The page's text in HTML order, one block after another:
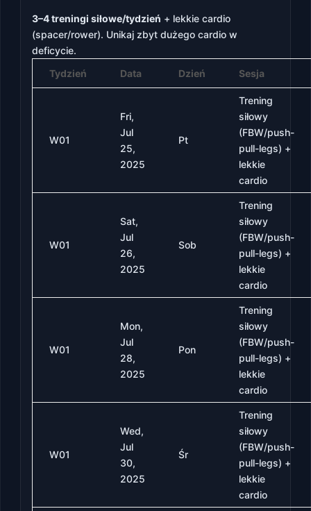
3–4 treningi siłowe/tydzień + lekkie cardio
(spacer/rower). Unikaj zbyt dużego cardio w
deficycie.
Tydzień
Data Dzień Sesja
W01
Fri,
Jul
25,
2025
Pt
Trening
siłowy
(FBW/push-
pull-legs) +
lekkie
cardio
W01
Sat,
Jul
26,
2025
Sob
Trening
siłowy
(FBW/push-
pull-legs) +
lekkie
cardio
W01
Mon,
Jul
28,
2025
Pon
Trening
siłowy
(FBW/push-
pull-legs) +
lekkie
cardio
W01
Wed,
Jul
30,
2025
Śr
Trening
siłowy
(FBW/push-
pull-legs) +
lekkie
cardio